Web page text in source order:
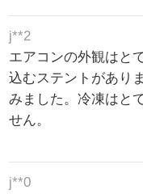
j**2
エアコンの外観はと
込むステントがあり
みました。冷凍はと
せん。
j**0